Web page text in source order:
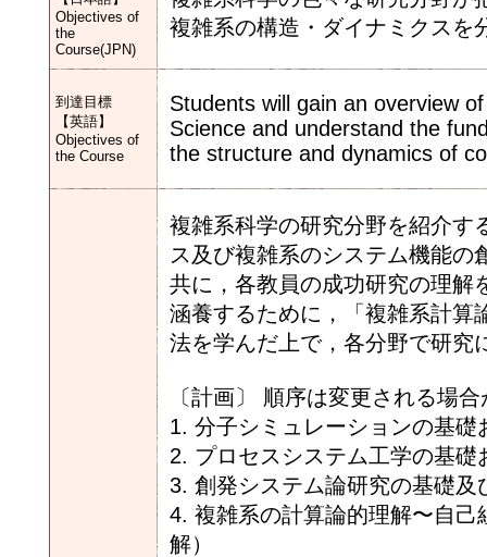
Objectives of
the
Course(JPN)
複雑系の構造・ダイナミクスを
到達目標
【英語】
Objectives of
the Course
Students will gain an overview
Science and understand the
the structure and dynamics of
複雑系科学の研究分野を紹介す
ス及び複雑系のシステム機能
共に，各教員の成功研究の理解
涵養するために，「複雑系計算
法を学んだ上で，各分野で研究
〔計画〕 順序は変更される場
1. 分子シミュレーションの基礎
2. プロセスシステム工学の基礎
3. 創発システム論研究の基礎及
4. 複雑系の計算論的理解〜自
解）